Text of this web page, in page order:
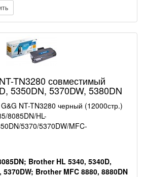
TN3280 совместимый
5350DN, 5370DW, 5380DN
NT-TN3280 черный (12000стр.)
8085DN/HL-
5370/5370DW/MFC-
Brother HL 5340, 5340D,
5370DW; Brother MFC 8880, 8880DN